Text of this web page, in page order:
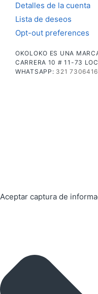
Detalles de la cuenta
Lista de deseos
Opt-out preferences
OKOLOKO ES UNA
CARRERA 10 # 11-73
WHATSAPP: 321 7306416
Aceptar captura de